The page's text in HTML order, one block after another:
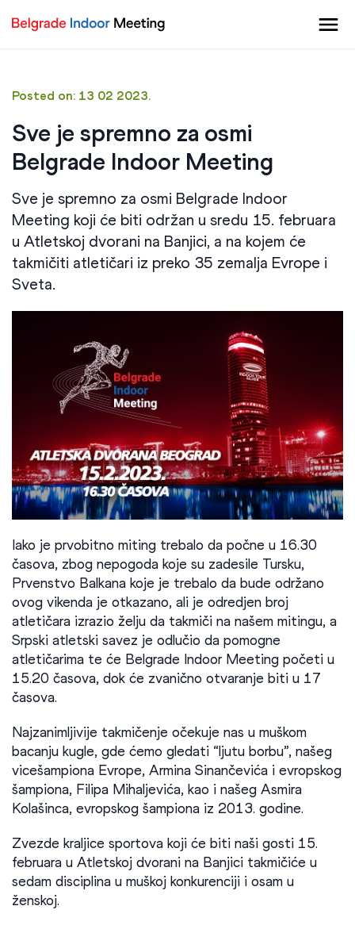
Posted on: 13 02 2023.
Sve je spremno za osmi
Belgrade Indoor Meeting
Sve je spremno za osmi Belgrade Indoor
Meeting koji će biti održan u sredu 15. februara
u Atletskoj dvorani na Banjici, a na kojem će
takmičiti atletičari iz preko 35 zemalja Evrope i
Sveta.
Iako je prvobitno miting trebalo da počne u 16.30
časova, zbog nepogoda koje su zadesile Tursku,
Prvenstvo Balkana koje je trebalo da bude održano
ovog vikenda je otkazano, ali je odredjen broj
atletičara izrazio želju da takmiči na našem mitingu, a
Srpski atletski savez je odlučio da pomogne
atletičarima te će Belgrade Indoor Meeting početi u
15.20 časova, dok će zvanično otvaranje biti u 17
časova.
Najzanimljivije takmičenje očekuje nas u muškom
bacanju kugle, gde ćemo gledati “ljutu borbu”, našeg
vicešampiona Evrope, Armina Sinančevića i evropskog
šampiona, Filipa Mihaljevića, kao i našeg Asmira
Kolašinca, evropskog šampiona iz 2013. godine.
Zvezde kraljice sportova koji će biti naši gosti 15.
februara u Atletskoj dvorani na Banjici takmičiće u
sedam disciplina u muškoj konkurenciji i osam u
ženskoj.